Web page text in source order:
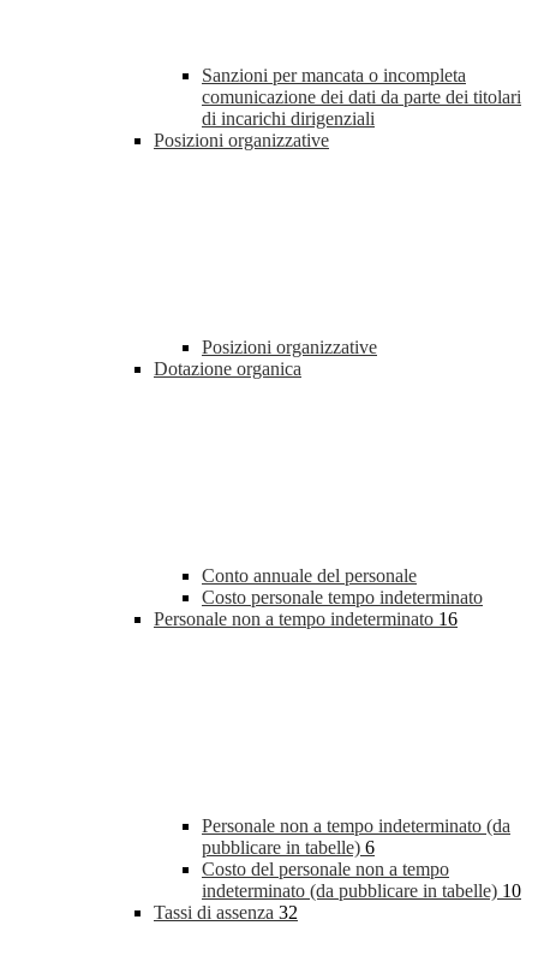
Sanzioni per mancata o incompleta
comunicazione dei dati da parte dei titolari
di incarichi dirigenziali
Posizioni organizzative
Posizioni organizzative
Dotazione organica
Conto annuale del personale
Costo personale tempo indeterminato
Personale non a tempo indeterminato 16
Personale non a tempo indeterminato (da
pubblicare in tabelle) 6
Costo del personale non a tempo
indeterminato (da pubblicare in tabelle) 10
Tassi di assenza 32